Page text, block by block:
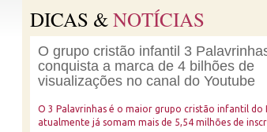
DICAS &NOTÍCIAS
O grupo cristão infantil 3
conquista a marca de 4 bilhões de
visualizações no canal do Youtube
O 3 Palavrinhas é o maior grupo cristão infantil do
atualmente já somam mais de 5,54 milhões de